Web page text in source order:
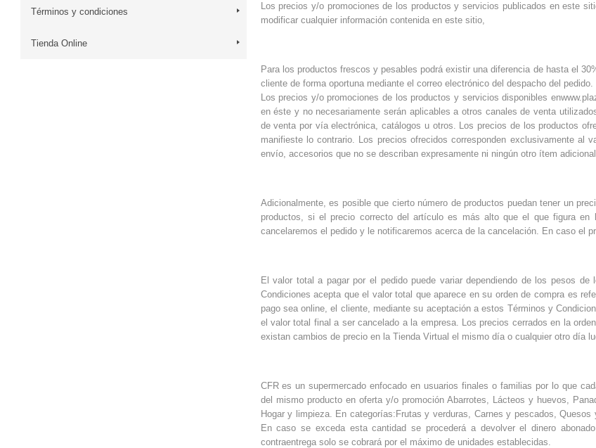
Términos y condiciones
Tienda Online
Los precios y/o promociones de los productos y servicios publicados en este
modificar cualquier información contenida en este sitio,
Para los productos frescos y pesables podrá existir una diferencia de hasta el
cliente de forma oportuna mediante el correo electrónico del despacho del pedido.
Los precios y/o promociones de los productos y servicios disponibles
en éste y no necesariamente serán aplicables a otros canales de venta
de venta por vía electrónica, catálogos u otros. Los precios de los productos
manifieste lo contrario. Los precios ofrecidos corresponden exclusivamente
envío, accesorios que no se describan expresamente ni ningún otro ítem
Adicionalmente, es posible que cierto número de productos puedan tener un
productos, si el precio correcto del artículo es más alto que el que figura
cancelaremos el pedido y le notificaremos acerca de la cancelación. En caso el
El valor total a pagar por el pedido puede variar dependiendo de los pesos
Condiciones acepta que el valor total que aparece en su orden de compra es
pago sea online, el cliente, mediante su aceptación a estos Términos y
el valor total final a ser cancelado a la empresa. Los precios cerrados en la
existan cambios de precio en la Tienda Virtual el mismo día o cualquier otro día
CFR es un supermercado enfocado en usuarios finales o familias por lo que
del mismo producto en oferta y/o promoción Abarrotes, Lácteos y huevos,
Hogar y limpieza. En categorías:Frutas y verduras, Carnes y pescados,
En caso se exceda esta cantidad se procederá a devolver el dinero
contraentrega solo se cobrará por el máximo de unidades establecidas.